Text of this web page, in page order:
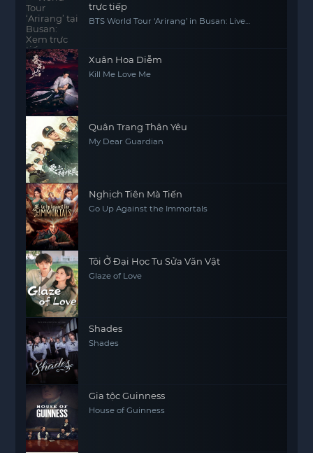
trực tiếp
BTS World Tour ‘Arirang’ in Busan: Live
Xuân Hoa Diễm
Kill Me Love Me
Quân Trang Thân Yêu
My Dear Guardian
Nghịch Tiên Mà Tiến
Go Up Against the Immortals
Tôi Ở Đại Học Tu Sửa Văn Vật
Glaze of Love
Shades
Shades
Gia tộc Guinness
House of Guinness